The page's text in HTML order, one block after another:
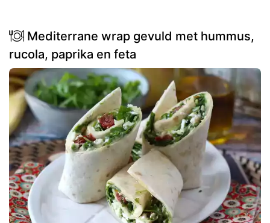
Mediterrane wrap gevuld met hummus,
rucola, paprika en feta